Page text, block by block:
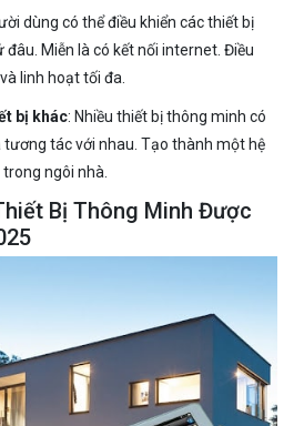
dùng có thể điều khiển các thiết bị
Miễn là có kết nối internet. Điều
linh hoạt tối đa.
bị khác: Nhiều thiết bị thông minh có
tương tác với nhau. Tạo thành một hệ
ngôi nhà.
Bị Thông Minh Được